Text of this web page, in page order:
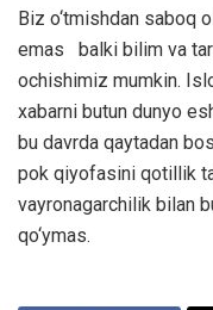
Biz o‘tmishdan saboq
emas balki bilim va
ochishimiz mumkin.
xabarni butun dunyo
bu davrda qaytadan
pok qiyofasini qotillik
vayronagarchilik bilan
qo‘ymas.